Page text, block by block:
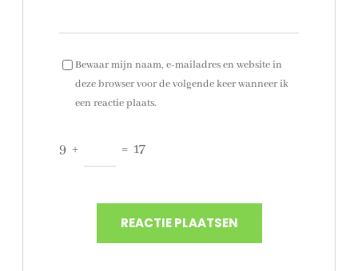
Bewaar mijn naam, e-mailadres en website in
deze browser voor de volgende keer wanneer ik
een reactie plaats.
9 + = 17